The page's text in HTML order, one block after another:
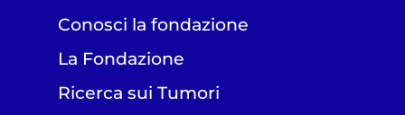
Conosci la fondazione
La Fondazione
Ricerca sui Tumori